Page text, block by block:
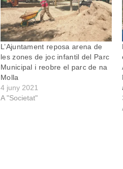
L’Ajuntament reposa arena de
les zones de joc infantil del Parc
Municipal i reobre el parc de na
Molla
4 juny 2021
A "Societat"